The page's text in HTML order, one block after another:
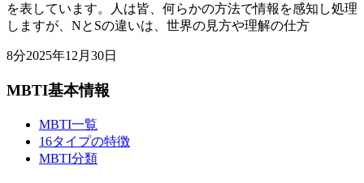
を表しています。人は皆、何らかの方法で情報を感知し処理
しますが、NとSの違いは、世界の見方や理解の仕方
8分2025年12月30日
MBTI基本情報
MBTI一覧
16タイプの特徴
MBTI分類